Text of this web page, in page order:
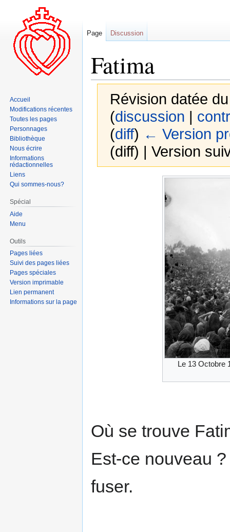
Fatima
Révision datée
(discussion |
(diff) ← Version
(diff) | Version
Le 13 Octobre
Où se trouve
Est-ce nouveau
fuser.
Page Discussion
Accueil
Modifications récentes
Toutes les pages
Personnages
Bibliothèque
Nous écrire
Informations
rédactionnelles
Liens
Qui sommes-nous?
Spécial
Aide
Menu
Outils
Pages liées
Suivi des pages liées
Pages spéciales
Version imprimable
Lien permanent
Informations sur la page